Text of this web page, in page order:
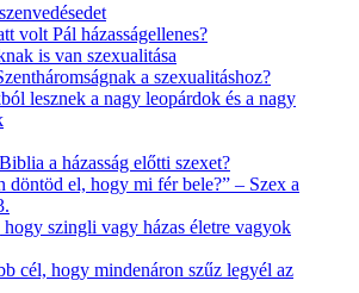
volt Pál házasságellenes?
is van szexualitása
a szexualitáshoz?
lesznek a nagy leopárdok és a nagy
a házasság előtti szexet?
döntöd el, hogy mi fér bele?” – Szex a
szingli vagy házas életre vagyok
cél, hogy mindenáron szűz legyél az